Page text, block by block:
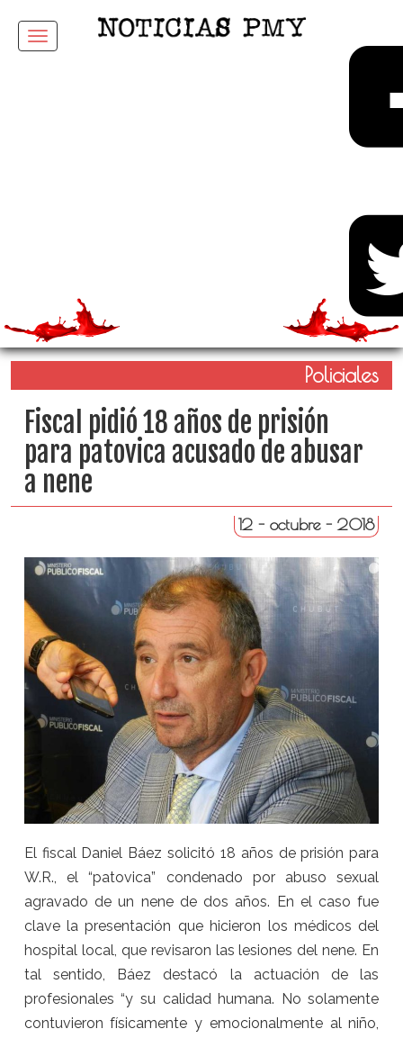
Menu
Policiales
Fiscal pidió 18 años de prisión
para patovica acusado de abusar
a nene
12 - octubre - 2018
El fiscal Daniel Báez solicitó 18 años de prisión para
W.R., el “patovica” condenado por abuso sexual
agravado de un nene de dos años. En el caso fue
clave la presentación que hicieron los médicos del
hospital local, que revisaron las lesiones del nene. En
tal sentido, Báez destacó la actuación de las
profesionales “y su calidad humana. No solamente
contuvieron físicamente y emocionalmente al niño,